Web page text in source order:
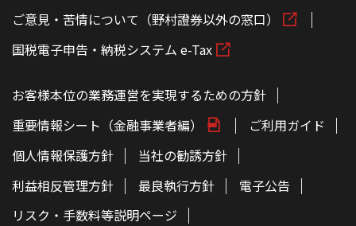
ご意見・苦情について（野村證券以外の窓口）
国税電子申告・納税システム e-Tax
お客様本位の業務運営を実現するための方針
重要情報シート（金融事業者編）
ご利用ガイド
個人情報保護方針
当社の勧誘方針
利益相反管理方針
最良執行方針
電子公告
リスク・手数料等説明ページ